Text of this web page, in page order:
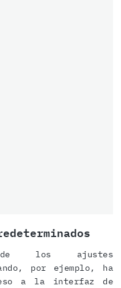
de los ajustes
por ejemplo, ha
a la interfaz de